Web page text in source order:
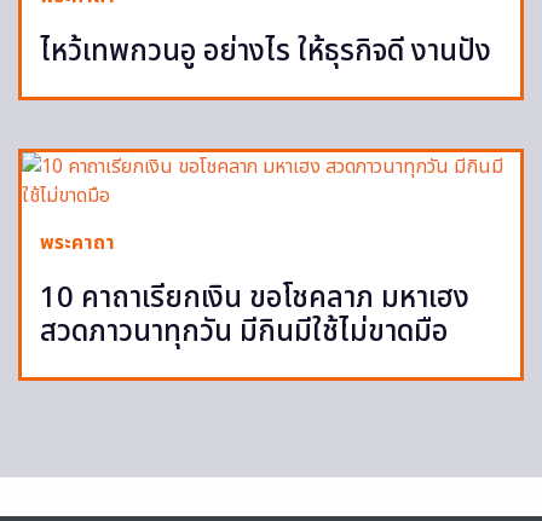
ไหว้เทพกวนอู อย่างไร ให้ธุรกิจดี งานปัง
พระคาถา
10 คาถาเรียกเงิน ขอโชคลาภ มหาเฮง
สวดภาวนาทุกวัน มีกินมีใช้ไม่ขาดมือ